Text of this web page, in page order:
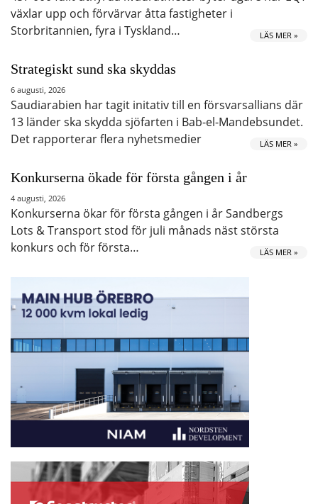
växlar upp och förvärvar åtta fastigheter i
Storbritannien, fyra i Tyskland…
LÄS MER »
Strategiskt sund ska skyddas
6 augusti, 2026
Saudiarabien har tagit initativ till en försvarsallians där
13 länder ska skydda sjöfarten i Bab-el-Mandebsundet.
Det rapporterar flera nyhetsmedier
LÄS MER »
Konkurserna ökade för första gången i år
4 augusti, 2026
Konkurserna ökar för första gången i år Sandbergs
Lots & Transport stod för juli månads näst största
konkurs och för första…
LÄS MER »